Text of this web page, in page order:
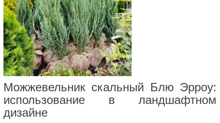
Можжевельник скальный Блю Эрроу:
использование в ландшафтном
дизайне